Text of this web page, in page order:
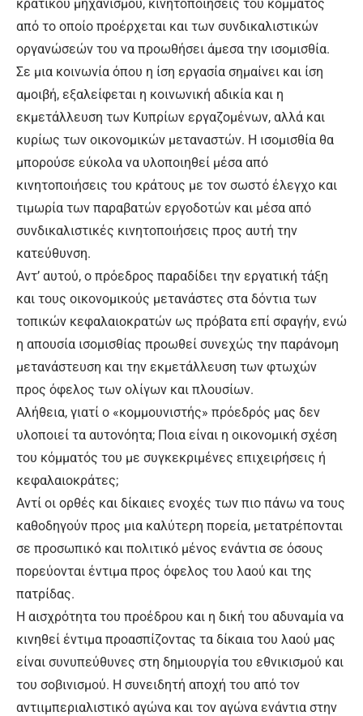
κρατικού μηχανισμού, κινητοποιήσεις του κόμματος
από το οποίο προέρχεται και των συνδικαλιστικών
οργανώσεών του να προωθήσει άμεσα την ισομισθία.
Σε μια κοινωνία όπου η ίση εργασία σημαίνει και ίση
αμοιβή, εξαλείφεται η κοινωνική αδικία και η
εκμετάλλευση των Κυπρίων εργαζομένων, αλλά και
κυρίως των οικονομικών μεταναστών. Η ισομισθία θα
μπορούσε εύκολα να υλοποιηθεί μέσα από
κινητοποιήσεις του κράτους με τον σωστό έλεγχο και
τιμωρία των παραβατών εργοδοτών και μέσα από
συνδικαλιστικές κινητοποιήσεις προς αυτή την
κατεύθυνση.
Αντ’ αυτού, ο πρόεδρος παραδίδει την εργατική τάξη
και τους οικονομικούς μετανάστες στα δόντια των
τοπικών κεφαλαιοκρατών ως πρόβατα επί σφαγήν, ενώ
η απουσία ισoμισθίας προωθεί συνεχώς την παράνομη
μετανάστευση και την εκμετάλλευση των φτωχών
προς όφελος των ολίγων και πλουσίων.
Αλήθεια, γιατί ο «κομμουνιστής» πρόεδρός μας δεν
υλοποιεί τα αυτονόητα; Ποια είναι η οικονομική σχέση
του κόμματός του με συγκεκριμένες επιχειρήσεις ή
κεφαλαιοκράτες;
Αντί οι ορθές και δίκαιες ενοχές των πιο πάνω να τους
καθοδηγούν προς μια καλύτερη πορεία, μετατρέπονται
σε προσωπικό και πολιτικό μένος ενάντια σε όσους
πορεύονται έντιμα προς όφελος του λαού και της
πατρίδας.
Η αισχρότητα του προέδρου και η δική του αδυναμία να
κινηθεί έντιμα προασπίζοντας τα δίκαια του λαού μας
είναι συνυπεύθυνες στη δημιουργία του εθνικισμού και
του σοβινισμού. Η συνειδητή αποχή του από τον
αντιιμπεριαλιστικό αγώνα και τον αγώνα ενάντια στην